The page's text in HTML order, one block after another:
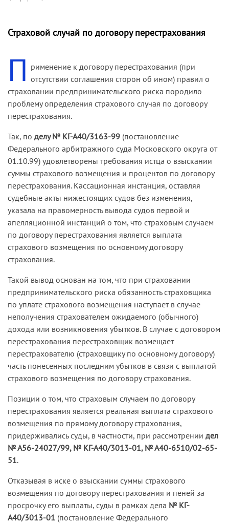
Страховой случай по договору перестрахования
П рименение к договору перестрахования (при
отсутствии соглашения сторон об ином) правил о
страховании предпринимательского риска породило
проблему определения страхового случая по договору
перестрахования.
Так, по делу № КГ-А40/3163-99 (постановление
Федерального арбитражного суда Московского округа от
01.10.99) удовлетворены требования истца о взыскании
суммы страхового возмещения и процентов по договору
перестрахования. Кассационная инстанция, оставляя
судебные акты нижестоящих судов без изменения,
указала на правомерность вывода судов первой и
апелляционной инстанций о том, что страховым случаем
по договору перестрахования является выплата
страхового возмещения по основному договору
страхования.
Такой вывод основан на том, что при страховании
предпринимательского риска обязанность страховщика
по уплате страхового возмещения наступает в случае
неполучения страхователем ожидаемого (обычного)
дохода или возникновения убытков. В случае с договором
перестрахования перестраховщик возмещает
перестрахователю (страховщику по основному договору)
часть понесенных последним убытков в связи с выплатой
страхового возмещения по договору страхования.
Позиции о том, что страховым случаем по договору
перестрахования является реальная выплата страхового
возмещения по прямому договору страхования,
придерживались суды, в частности, при рассмотрении дел
№ А56-24027/99, № КГ-А40/3013-01, № А40-6510/02-65-
51.
Отказывая в иске о взыскании суммы страхового
возмещения по договору перестрахования и пеней за
просрочку его выплаты, суды в рамках дела № КГ-
А40/3013-01 (постановление Федерального